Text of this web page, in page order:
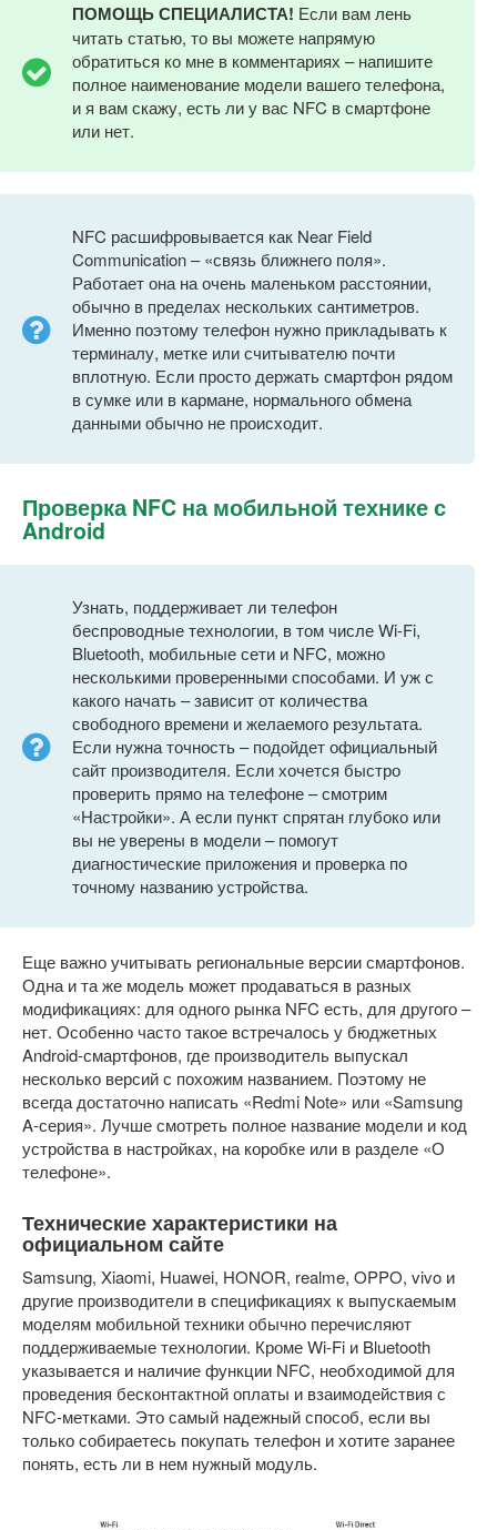
ПОМОЩЬ СПЕЦИАЛИСТА! Если вам лень
читать статью, то вы можете напрямую
обратиться ко мне в комментариях – напишите
полное наименование модели вашего телефона,
и я вам скажу, есть ли у вас NFC в смартфоне
или нет.
NFC расшифровывается как Near Field
Communication – «связь ближнего поля».
Работает она на очень маленьком расстоянии,
обычно в пределах нескольких сантиметров.
Именно поэтому телефон нужно прикладывать к
терминалу, метке или считывателю почти
вплотную. Если просто держать смартфон рядом
в сумке или в кармане, нормального обмена
данными обычно не происходит.
Проверка NFC на мобильной технике с
Android
Узнать, поддерживает ли телефон
беспроводные технологии, в том числе Wi-Fi,
Bluetooth, мобильные сети и NFC, можно
несколькими проверенными способами. И уж с
какого начать – зависит от количества
свободного времени и желаемого результата.
Если нужна точность – подойдет официальный
сайт производителя. Если хочется быстро
проверить прямо на телефоне – смотрим
«Настройки». А если пункт спрятан глубоко или
вы не уверены в модели – помогут
диагностические приложения и проверка по
точному названию устройства.
Еще важно учитывать региональные версии смартфонов.
Одна и та же модель может продаваться в разных
модификациях: для одного рынка NFC есть, для другого –
нет. Особенно часто такое встречалось у бюджетных
Android-смартфонов, где производитель выпускал
несколько версий с похожим названием. Поэтому не
всегда достаточно написать «Redmi Note» или «Samsung
A-серия». Лучше смотреть полное название модели и код
устройства в настройках, на коробке или в разделе «О
телефоне».
Технические характеристики на
официальном сайте
Samsung, Xiaomi, Huawei, HONOR, realme, OPPO, vivo и
другие производители в спецификациях к выпускаемым
моделям мобильной техники обычно перечисляют
поддерживаемые технологии. Кроме Wi-Fi и Bluetooth
указывается и наличие функции NFC, необходимой для
проведения бесконтактной оплаты и взаимодействия с
NFC-метками. Это самый надежный способ, если вы
только собираетесь покупать телефон и хотите заранее
понять, есть ли в нем нужный модуль.